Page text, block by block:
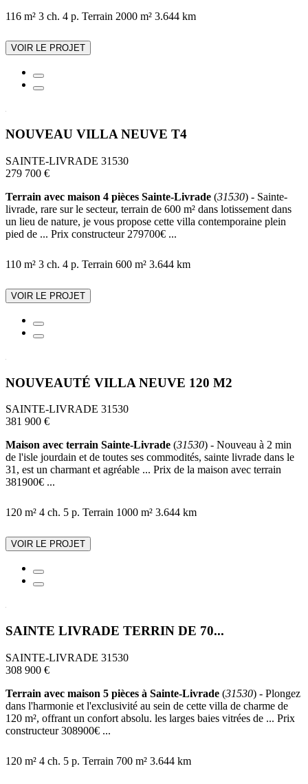
116 m² 3 ch. 4 p. Terrain 2000 m² 3.644 km
VOIR LE PROJET
NOUVEAU VILLA NEUVE T4
SAINTE-LIVRADE 31530
279 700 €
Terrain avec maison 4 pièces Sainte-Livrade (31530) - Sainte-
livrade, rare sur le secteur, terrain de 600 m² dans lotissement dans
un lieu de nature, je vous propose cette villa contemporaine plein
pied de ... Prix constructeur 279700€ ...
110 m² 3 ch. 4 p. Terrain 600 m² 3.644 km
VOIR LE PROJET
NOUVEAUTÉ VILLA NEUVE 120 M2
SAINTE-LIVRADE 31530
381 900 €
Maison avec terrain Sainte-Livrade (31530) - Nouveau à 2 min
de l'isle jourdain et de toutes ses commodités, sainte livrade dans le
31, est un charmant et agréable ... Prix de la maison avec terrain
381900€ ...
120 m² 4 ch. 5 p. Terrain 1000 m² 3.644 km
VOIR LE PROJET
SAINTE LIVRADE TERRIN DE 70...
SAINTE-LIVRADE 31530
308 900 €
Terrain avec maison 5 pièces à Sainte-Livrade (31530) - Plongez
dans l'harmonie et l'exclusivité au sein de cette villa de charme de
120 m², offrant un confort absolu. les larges baies vitrées de ... Prix
constructeur 308900€ ...
120 m² 4 ch. 5 p. Terrain 700 m² 3.644 km